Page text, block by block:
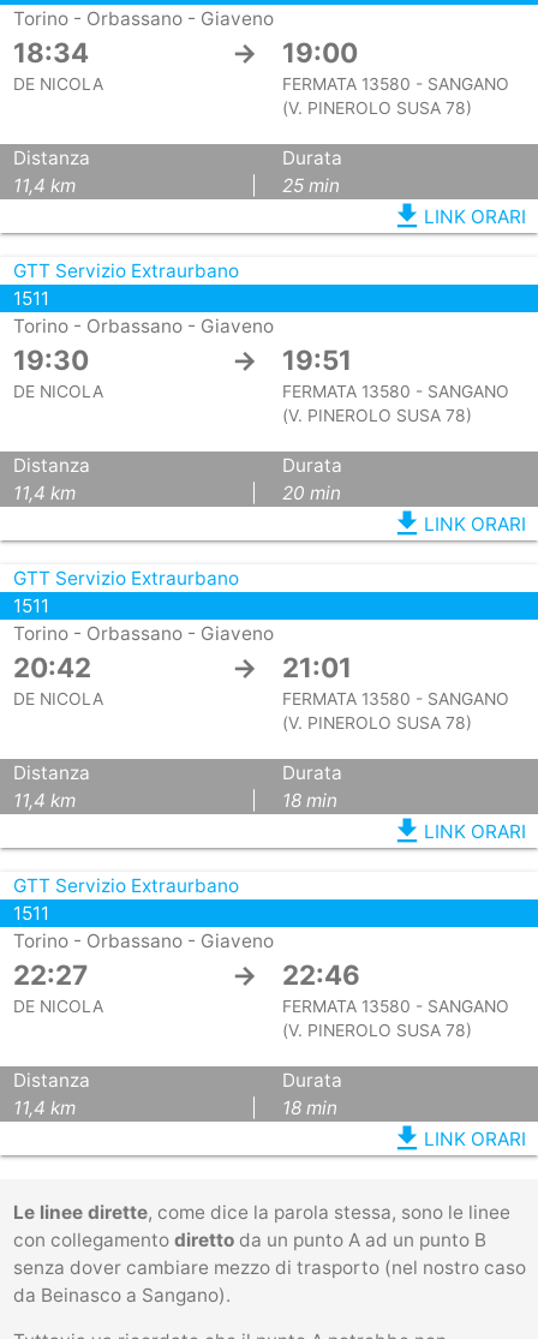
Torino - Orbassano - Giaveno
18:34 → 19:00
DE NICOLA
FERMATA 13580 - SANGANO
(V. PINEROLO SUSA 78)
Distanza
11,4 km
Durata
25 min
file_download LINK ORARI
GTT Servizio Extraurbano
1511
Torino - Orbassano - Giaveno
19:30 → 19:51
DE NICOLA
FERMATA 13580 - SANGANO
(V. PINEROLO SUSA 78)
Distanza
11,4 km
Durata
20 min
file_download LINK ORARI
GTT Servizio Extraurbano
1511
Torino - Orbassano - Giaveno
20:42 → 21:01
DE NICOLA
FERMATA 13580 - SANGANO
(V. PINEROLO SUSA 78)
Distanza
11,4 km
Durata
18 min
file_download LINK ORARI
GTT Servizio Extraurbano
1511
Torino - Orbassano - Giaveno
22:27 → 22:46
DE NICOLA
FERMATA 13580 - SANGANO
(V. PINEROLO SUSA 78)
Distanza
11,4 km
Durata
18 min
file_download LINK ORARI
Le linee dirette, come dice la parola stessa, sono le linee
con collegamento direttoda un punto A ad un punto B
senza dover cambiare mezzo di trasporto (nel nostro caso
da Beinasco a Sangano).